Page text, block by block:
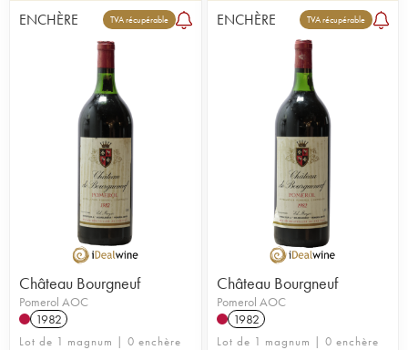
appellation (800 hectares). C'est l'enchevêtrement
complexe de graves ou cailloux roulés, originaires
du Massif central, qui confère son caractère au
vin. Malgré une diversité de terroirs (on distingue
4 grandes zones, sablonneuse vers Libourne,
graves sur sables et argiles vers Saint-émilion,
graves et argiles au centre et graves plus fines au
nord), les Pomerol offrent une belle analogie de
structure. Originaux, les Pomerol présentent
l'avantage de pouvoir être bus jeunes tout en
faisant preuve d'une grande aptitude au
vieillissement.
Le Château Bourgneuf est représentatif de son
appellation. Ses neuf hectares, d’un seul tenant,
juste à côté de Trotanoy, s’expriment dans des vins
classiques, à déguster après sept à dix ans de
garde. La propriété compte une belle proportion
de vieilles vignes. Son encépagement est
ENCHÈRE TVA récupérable
Château Bourgneuf
Pomerol AOC
1982
Lot de 1 magnum | 0 enchère
ENCHÈRE TVA récupérable
Château Bourgneuf
Pomerol AOC
1982
Lot de 1 magnum | 0 enchère